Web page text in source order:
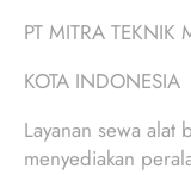
PT MITRA TEKNIK
KOTA INDONESIA
Layanan sewa alat
menyediakan